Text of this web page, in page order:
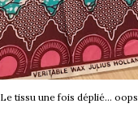
Le tissu une fois déplié... oops